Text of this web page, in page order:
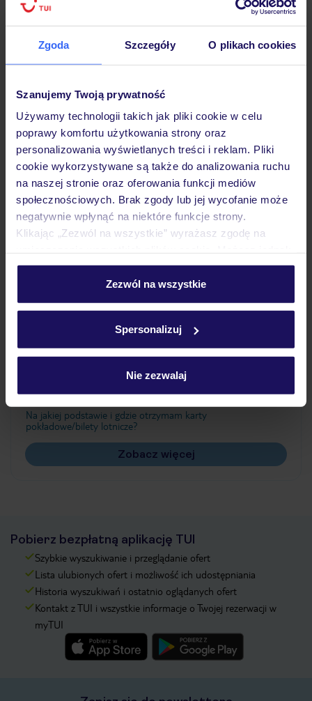
Zgoda Szczegóły O plikach cookies
Szanujemy Twoją prywatność
Używamy technologii takich jak pliki cookie w celu
poprawy komfortu użytkowania strony oraz
personalizowania wyświetlanych treści i reklam. Pliki
cookie wykorzystywane są także do analizowania ruchu
na naszej stronie oraz oferowania funkcji mediów
społecznościowych. Brak zgody lub jej wycofanie może
negatywnie wpłynąć na niektóre funkcje strony.
Klikając „Zezwól na wszystkie” wyrażasz zgodę na
personalizować swój wybór wchodząc w zakładkę
Szczegółowe informacje o plikach cookie znajdziesz
Zezwól na wszystkie
Spersonalizuj
Nie zezwalaj
Hotel
Pokoje
Wyżywienie
Ważne informacje
Często zadawane pytania
Jak zmienić uczestników/osobę zgłaszającą?
Czy w Hotelu będzie przedstawiciel TUI?
Na jakiej podstawie i gdzie otrzymam karty
pokładowe/bilety lotnicze?
Zobacz więcej
Pobierz bezpłatną aplikację TUI
Szybkie wyszukiwanie i przeglądanie ofert
Lista ulubionych ofert i możliwość ich udostępniania
Historia wyszukiwań i ostatnio oglądanych ofert
Kontakt z TUI i wszystkie informacje o Twojej rezerwacji w
myTUI